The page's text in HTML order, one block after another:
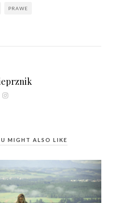
PRAWE
MIGHT ALSO LIKE